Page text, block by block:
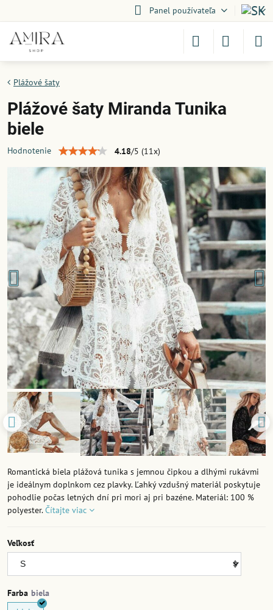
Panel používateľa
Plážové šaty
Plážové šaty Miranda Tunika
biele
Hodnotenie 4.18/5 (11x)
Romantická biela plážová tunika s jemnou čipkou a dlhými rukávmi
je ideálnym doplnkom cez plavky. Ľahký vzdušný materiál poskytuje
pohodlie počas letných dní pri mori aj pri bazéne. Materiál: 100 %
polyester.Čítajte viac
Veľkosť
Farba